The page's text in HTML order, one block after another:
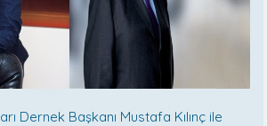
Dernek Başkanı Mustafa Kılınç ile